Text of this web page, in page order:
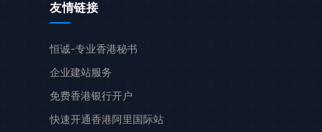
友情链接
恒诚-专业香港秘书
企业建站服务
免费香港银行开户
快速开通香港阿里国际站